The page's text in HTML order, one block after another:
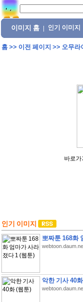
이미지 홈 인기 이미지
홈>> 이전 페이지 >> 오무라
바로가
인기 이미지
뽀짜툰 168화
악한 기사 40